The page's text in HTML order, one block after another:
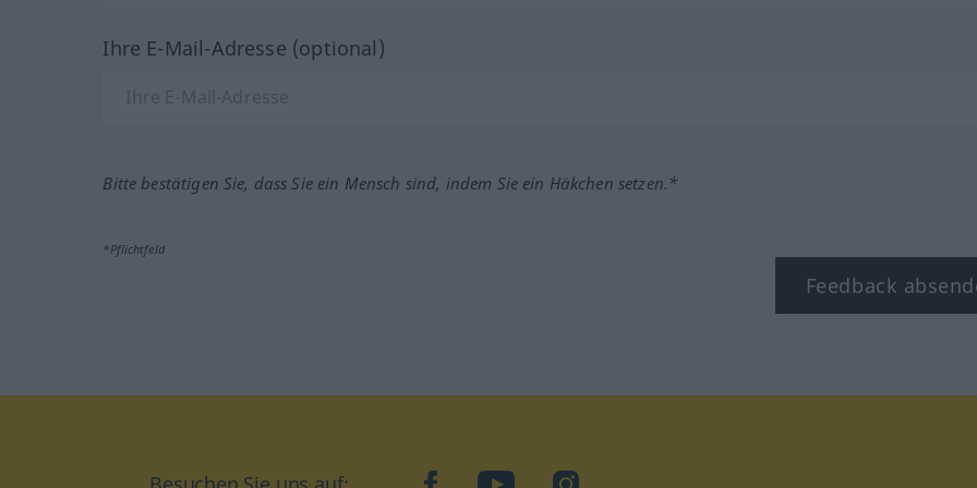
Ihre E-Mail-Adresse (optional)
Bitte bestätigen Sie, dass Sie ein Mensch sind, indem Sie ein Häkchen setzen.*
*Pflichtfeld
Feedback